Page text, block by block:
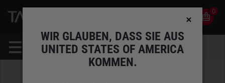
0
WIR GLAUBEN, DASS SIE AUS
UNITED STATES OF AMERICA
KOMMEN.